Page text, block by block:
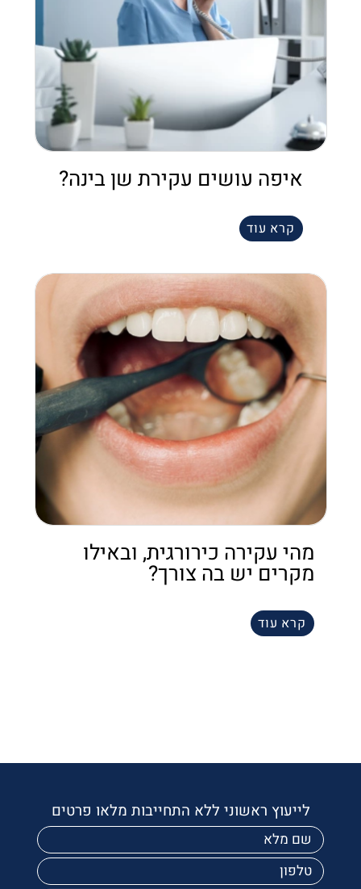
איפה עושים עקירת שן בינה?
קרא עוד
מהי עקירה כירורגית, ובאילו
מקרים יש בה צורך?
קרא עוד
לייעוץ ראשוני ללא התחייבות מלאו פרטים